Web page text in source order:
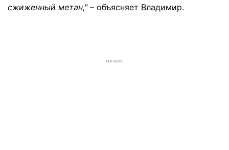
сжиженный метан," – объясняет Владимир.
РЕКЛАМА